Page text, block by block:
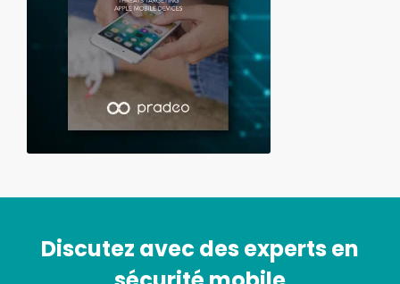
Discutez avec des experts en